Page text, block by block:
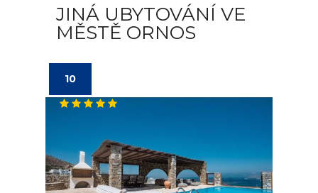
JINÁ UBYTOVÁNÍ VE
MĚSTĚ ORNOS
10